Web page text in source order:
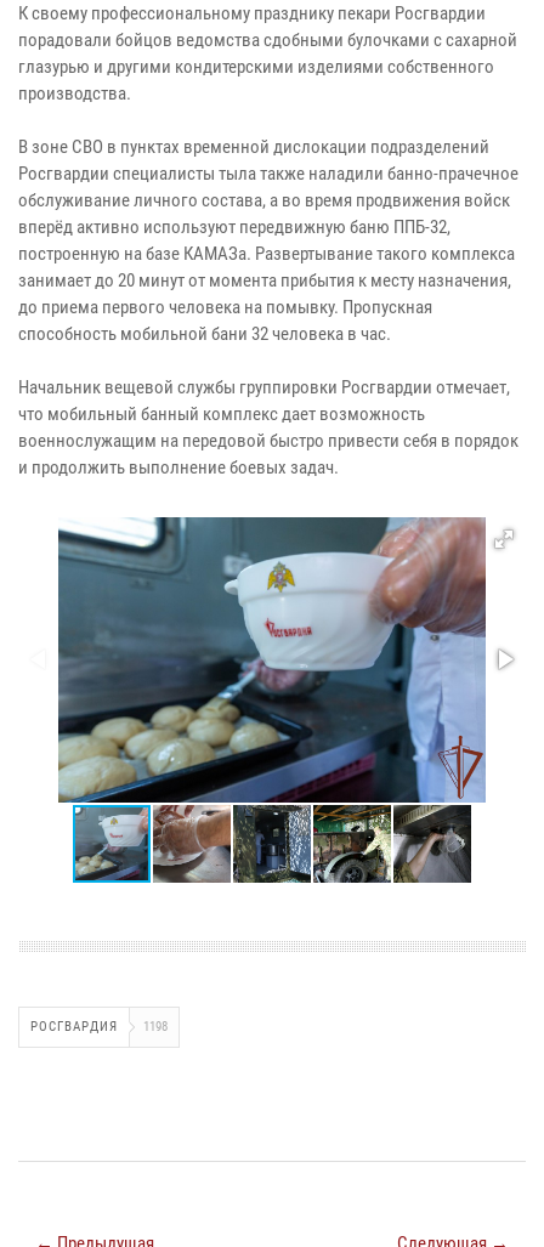
К своему профессиональному празднику пекари Росгвардии
порадовали бойцов ведомства сдобными булочками с сахарной
глазурью и другими кондитерскими изделиями собственного
производства.
В зоне СВО в пунктах временной дислокации подразделений
Росгвардии специалисты тыла также наладили банно-прачечное
обслуживание личного состава, а во время продвижения войск
вперёд активно используют передвижную баню ППБ-32,
построенную на базе КАМАЗа. Развертывание такого комплекса
занимает до 20 минут от момента прибытия к месту назначения,
до приема первого человека на помывку. Пропускная
способность мобильной бани 32 человека в час.
Начальник вещевой службы группировки Росгвардии отмечает,
что мобильный банный комплекс дает возможность
военнослужащим на передовой быстро привести себя в порядок
и продолжить выполнение боевых задач.
РОСГВАРДИЯ 1198